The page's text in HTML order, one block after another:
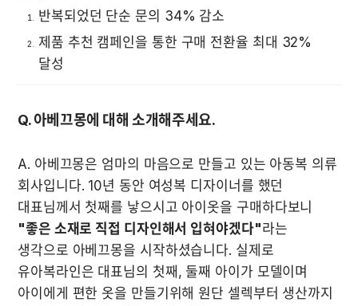
반복되었던 단순 문의 34% 감소
제품 추천 캠페인을 통한 구매 전환율 최대 32%
달성
Q. 아베끄몽에 대해 소개해주세요.
A. 아베끄몽은 엄마의 마음으로 만들고 있는 아동복 의류
회사입니다. 10년 동안 여성복 디자이너를 했던
"좋은 소재로 직접 디자인해서 입혀야겠다"라는
생각으로 아베끄몽을 시작하셨습니다. 실제로
유아복라인은 대표님의 첫째, 둘째 아이가 모델이며
아이에게 편한 옷을 만들기위해 원단 셀렉부터 생산까지